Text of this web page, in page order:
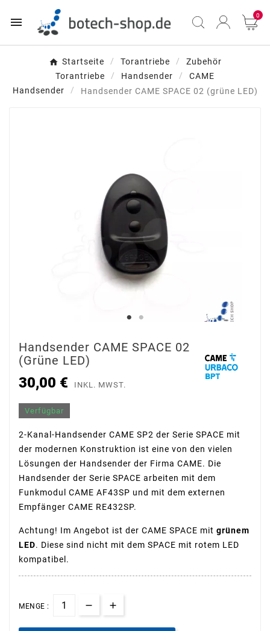
 0
Startseite Torantriebe
Zubehör
Torantriebe
Handsender
CAME
Handsender
Handsender CAME SPACE 02 (grüne LED)
Handsender CAME SPACE 02
(grüne LED)
30,00 € INKL. MWST.
Verfügbar
2-Kanal-Handsender CAME SP2 der Serie SPACE mit
der modernen Konstruktion ist eine von den vielen
Lösungen der Handsender der Firma CAME. Die
Handsender der Serie SPACE arbeiten mit dem
Funkmodul CAME AF43SP und mit dem externen
Empfänger CAME RE432SP.
Achtung! Im Angebot ist der CAME SPACE mit grünem
LED. Diese sind nicht mit dem SPACE mit rotem LED
kompatibel.
MENGE :